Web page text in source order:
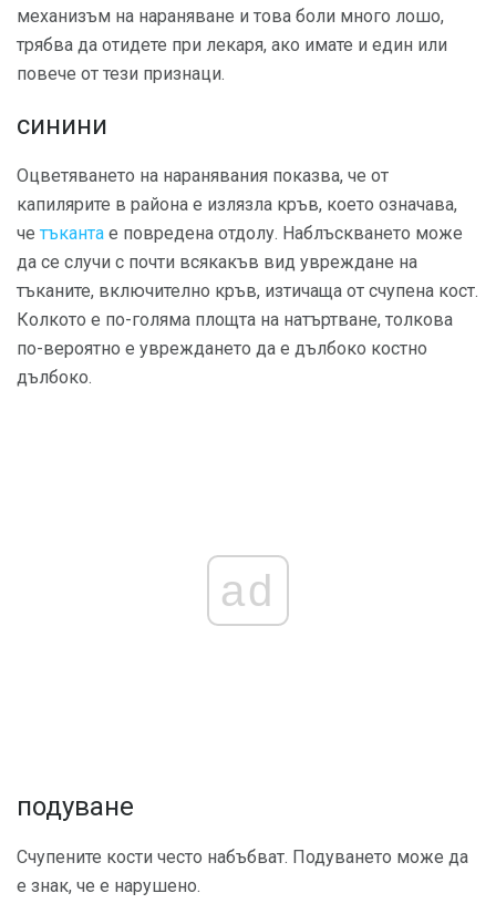
механизъм на нараняване и това боли много лошо,
трябва да отидете при лекаря, ако имате и един или
повече от тези признаци.
синини
Оцветяването на наранявания показва, че от
капилярите в района е излязла кръв, което означава,
че тъканта е повредена отдолу. Наблъскването може
да се случи с почти всякакъв вид увреждане на
тъканите, включително кръв, изтичаща от счупена кост.
Колкото е по-голяма площта на натъртване, толкова
по-вероятно е увреждането да е дълбоко костно
дълбоко.
ad
подуване
Счупените кости често набъбват. Подуването може да
е знак, че е нарушено.